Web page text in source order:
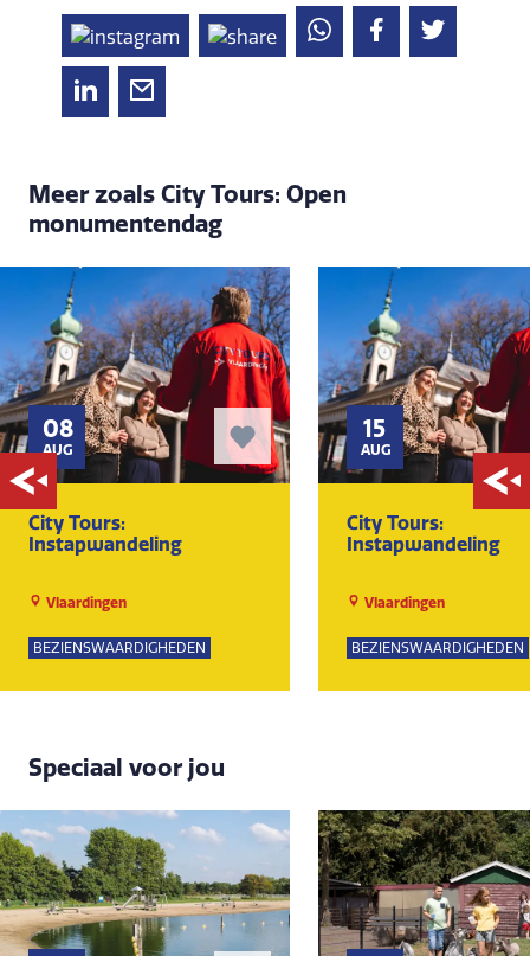
Meer zoals City Tours: Open
monumentendag
08
AUG
City Tours:
Instapwandeling
Vlaardingen
BEZIENSWAARDIGHEDEN
15
AUG
City Tours:
Instapwandeling
Vlaardingen
BEZIENSWAARDIGHEDEN
Speciaal voor jou